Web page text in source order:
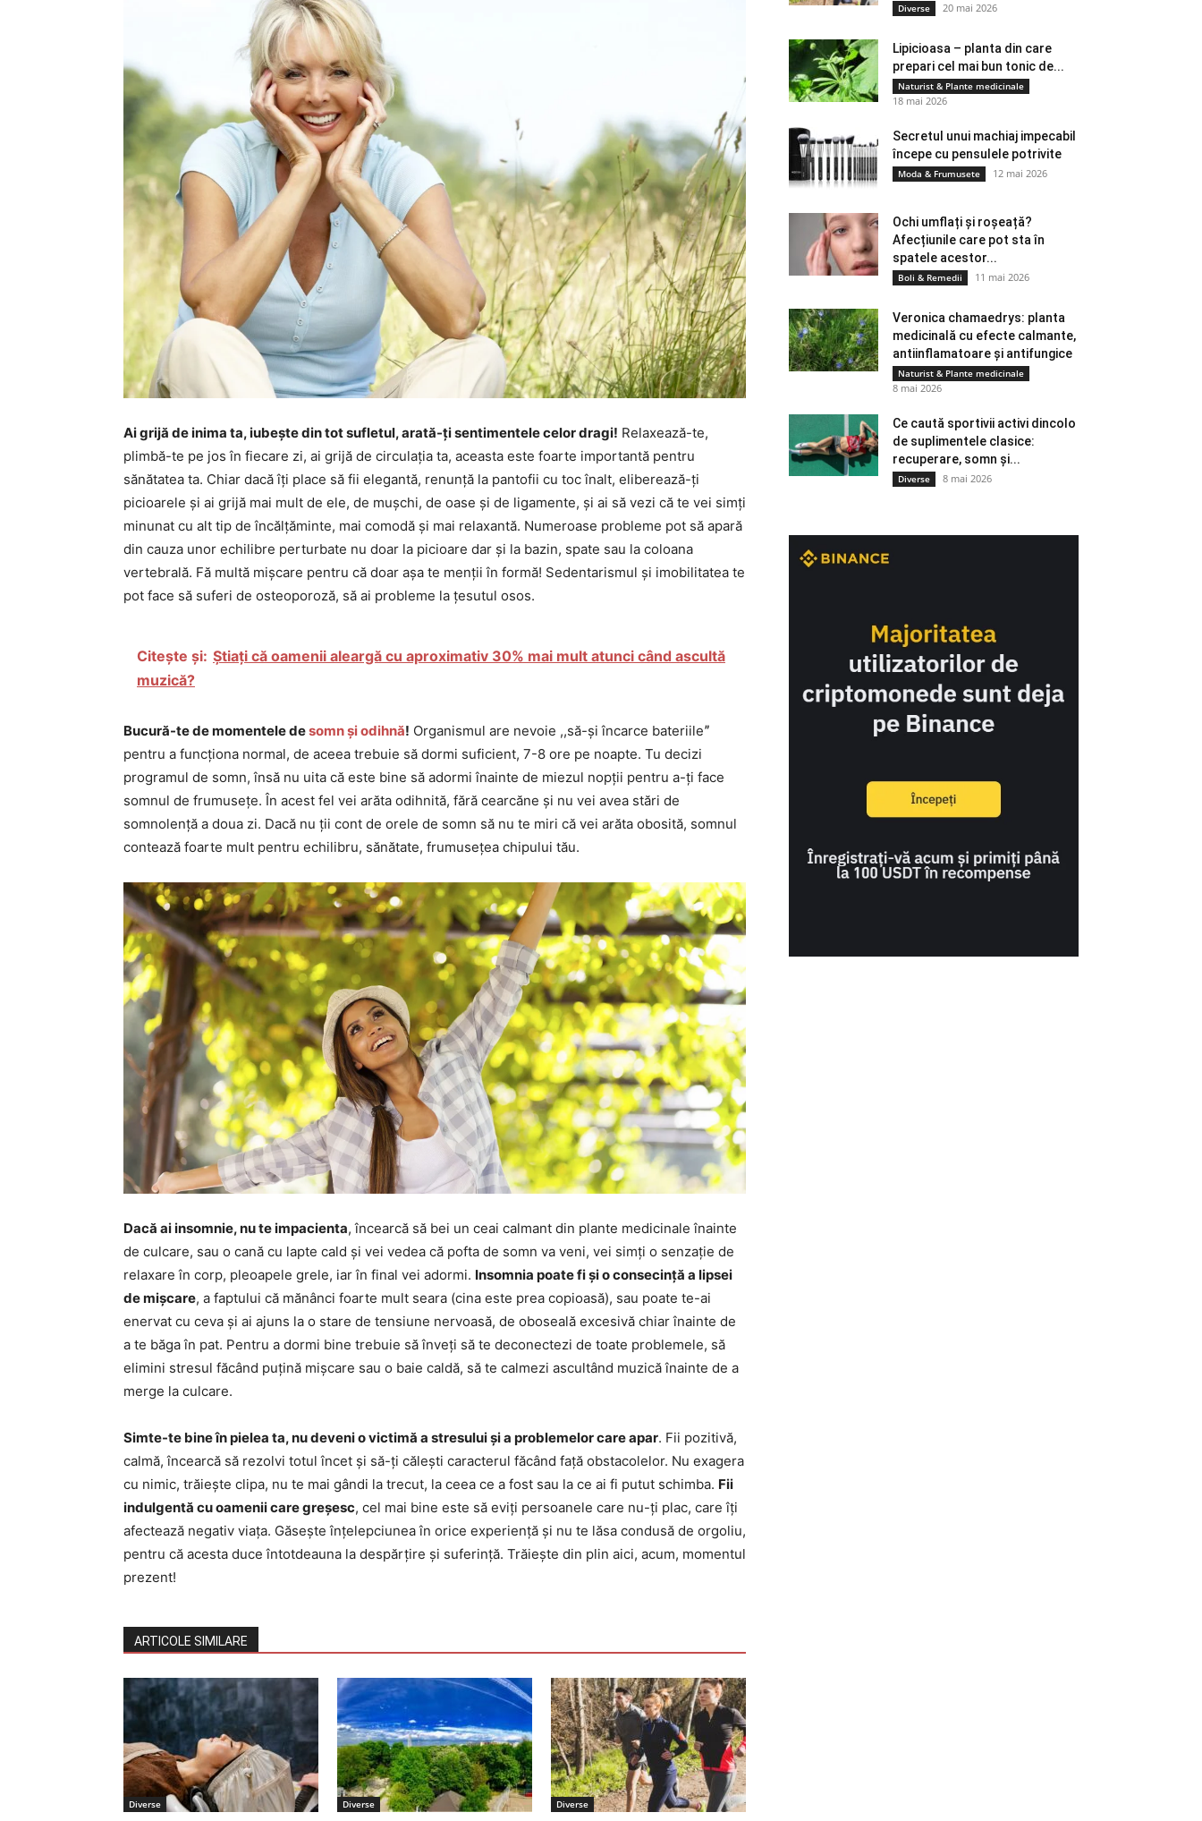
Ai grijă de inima ta, iubește din tot sufletul, arată-ți sentimentele celor dragi! Relaxează-te,
plimbă-te pe jos în fiecare zi, ai grijă de circulația ta, aceasta este foarte importantă pentru
sănătatea ta. Chiar dacă îți place să fii elegantă, renunță la pantofii cu toc înalt, eliberează-ți
picioarele și ai grijă mai mult de ele, de mușchi, de oase și de ligamente, și ai să vezi că te vei simți
minunat cu alt tip de încălțăminte, mai comodă și mai relaxantă. Numeroase probleme pot să apară
din cauza unor echilibre perturbate nu doar la picioare dar și la bazin, spate sau la coloana
vertebrală. Fă multă mișcare pentru că doar așa te menții în formă! Sedentarismul și imobilitatea te
pot face să suferi de osteoporoză, să ai probleme la țesutul osos.
Citește și: Știați că oamenii aleargă cu aproximativ 30% mai mult atunci când ascultă
muzică?
Bucură-te de momentele desomn și odihnă! Organismul are nevoie ,,să-și încarce bateriileˮ
pentru a funcționa normal, de aceea trebuie să dormi suficient, 7-8 ore pe noapte. Tu decizi
programul de somn, însă nu uita că este bine să adormi înainte de miezul nopții pentru a-ți face
somnul de frumusețe. În acest fel vei arăta odihnită, fără cearcăne și nu vei avea stări de
somnolență a doua zi. Dacă nu ții cont de orele de somn să nu te miri că vei arăta obosită, somnul
contează foarte mult pentru echilibru, sănătate, frumusețea chipului tău.
Dacă ai insomnie, nu te impacienta, încearcă să bei un ceai calmant din plante medicinale înainte
de culcare, sau o cană cu lapte cald și vei vedea că pofta de somn va veni, vei simți o senzație de
relaxare în corp, pleoapele grele, iar în final vei adormi. Insomnia poate fi și o consecință a lipsei
de mișcare, a faptului că mănânci foarte mult seara (cina este prea copioasă), sau poate te-ai
enervat cu ceva și ai ajuns la o stare de tensiune nervoasă, de oboseală excesivă chiar înainte de
a te băga în pat. Pentru a dormi bine trebuie să înveți să te deconectezi de toate problemele, să
elimini stresul făcând puțină mișcare sau o baie caldă, să te calmezi ascultând muzică înainte de a
merge la culcare.
Simte-te bine în pielea ta, nu deveni o victimă a stresului și a problemelor care apar. Fii pozitivă,
calmă, încearcă să rezolvi totul încet și să-ți călești caracterul făcând față obstacolelor. Nu exagera
cu nimic, trăiește clipa, nu te mai gândi la trecut, la ceea ce a fost sau la ce ai fi putut schimba. Fii
indulgentă cu oamenii care greșesc, cel mai bine este să eviți persoanele care nu-ți plac, care îți
afectează negativ viața. Găsește înțelepciunea în orice experiență și nu te lăsa condusă de orgoliu,
pentru că acesta duce întotdeauna la despărțire și suferință. Trăiește din plin aici, acum, momentul
prezent!
ARTICOLE SIMILARE
Diverse Diverse Diverse
Diverse 20 mai 2026
Lipicioasa – planta din care
prepari cel mai bun tonic de...
Naturist & Plante medicinale
18 mai 2026
Secretul unui machiaj impecabil
începe cu pensulele potrivite
Moda & Frumusete 12 mai 2026
Ochi umflați și roșeață?
Afecțiunile care pot sta în
spatele acestor...
Boli & Remedii 11 mai 2026
Veronica chamaedrys: planta
medicinală cu efecte calmante,
antiinflamatoare și antifungice
Naturist & Plante medicinale
8 mai 2026
Ce caută sportivii activi dincolo
de suplimentele clasice:
recuperare, somn și...
Diverse 8 mai 2026